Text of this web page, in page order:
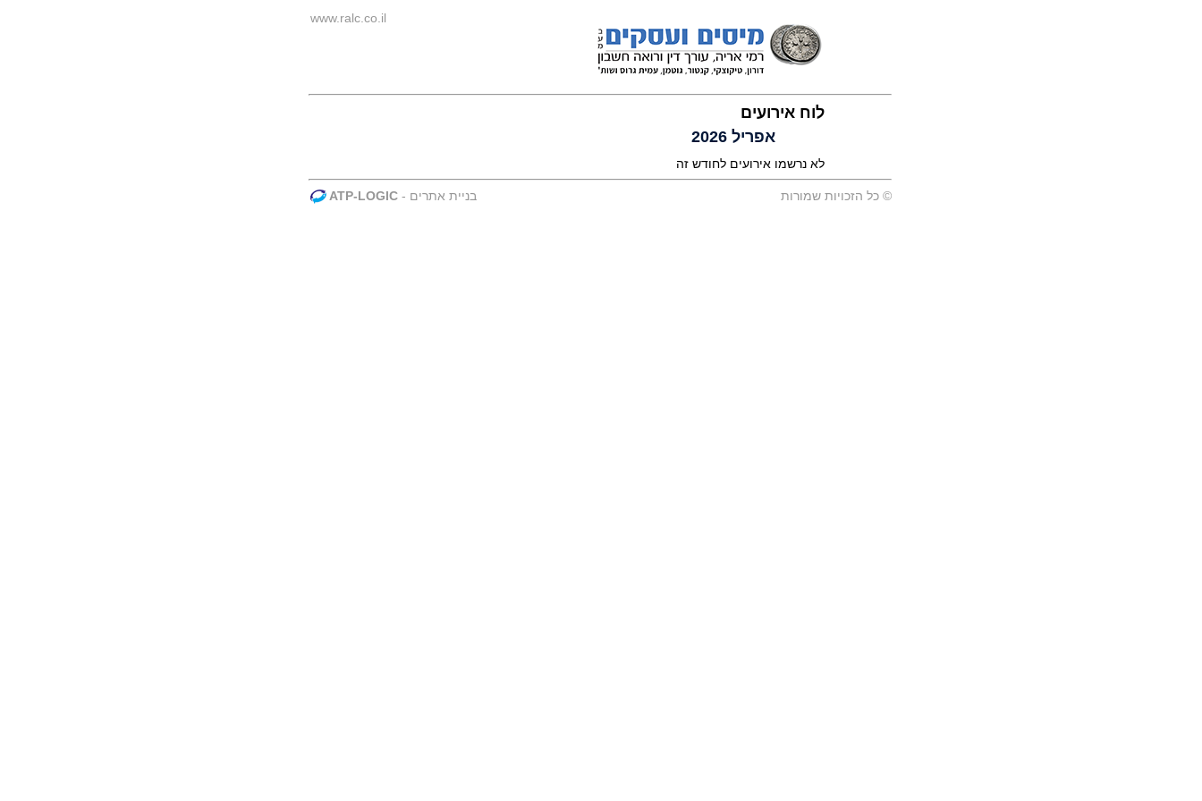
www.ralc.co.il
לוח אירועים
אפריל 2026
לא נרשמו אירועים לחודש זה
© כל הזכויות שמורות ATP-LOGIC - בניית אתרים